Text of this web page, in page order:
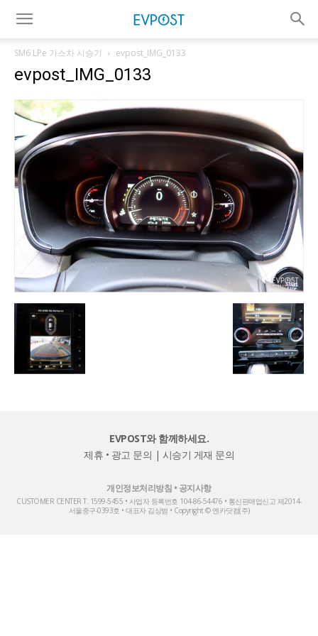
SM6 LPe 가스차 시승기 evpost_IMG_0133
evpost_IMG_0133
EVPOST와 함께하세요.
제휴 • 광고 문의 | 시승기 게재 문의
개인정보처리방침 • 공지사항
CUSTOMER CENTER T. 1599-5455 • 사업자 등록번호 104-86-54476 • 통신판매업신고 제2014-
서울중구-0393호 • 대표자 김상범 • Copyright © 엔카닷컴(주)